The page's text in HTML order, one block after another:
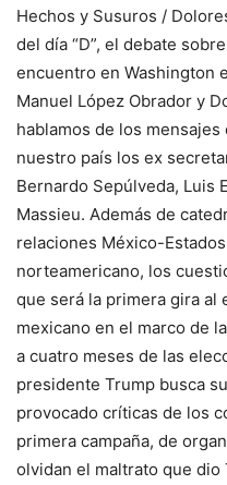
Hechos y Susuros /
del día “D”, el debate
encuentro en Washington
Manuel López Obrador y
hablamos de los
nuestro país los ex
Bernardo Sepúlveda, Luis
Massieu. Además de
relaciones México-
norteamericano, los
que será la primera gira al
mexicano en el marco de
a cuatro meses de las
presidente Trump busca
provocado críticas de los
primera campaña, de
olvidan el maltrato que dio